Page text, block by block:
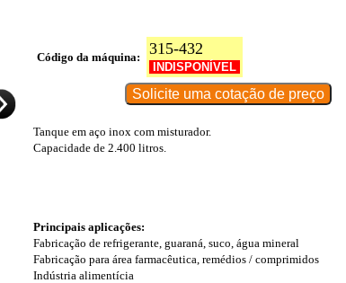
Código da máquina: 315-432
INDISPONÍVEL
Tanque em aço inox com misturador.
Capacidade de 2.400 litros.
Principais aplicações:
Fabricação de refrigerante, guaraná, suco, água mineral
Fabricação para área farmacêutica, remédios / comprimidos
Indústria alimentícia